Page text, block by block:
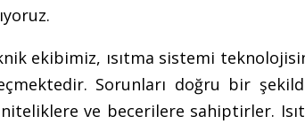
ekibimiz, ısıtma sistemi
Sorunları doğru bir
ve becerilere sahiptirler.